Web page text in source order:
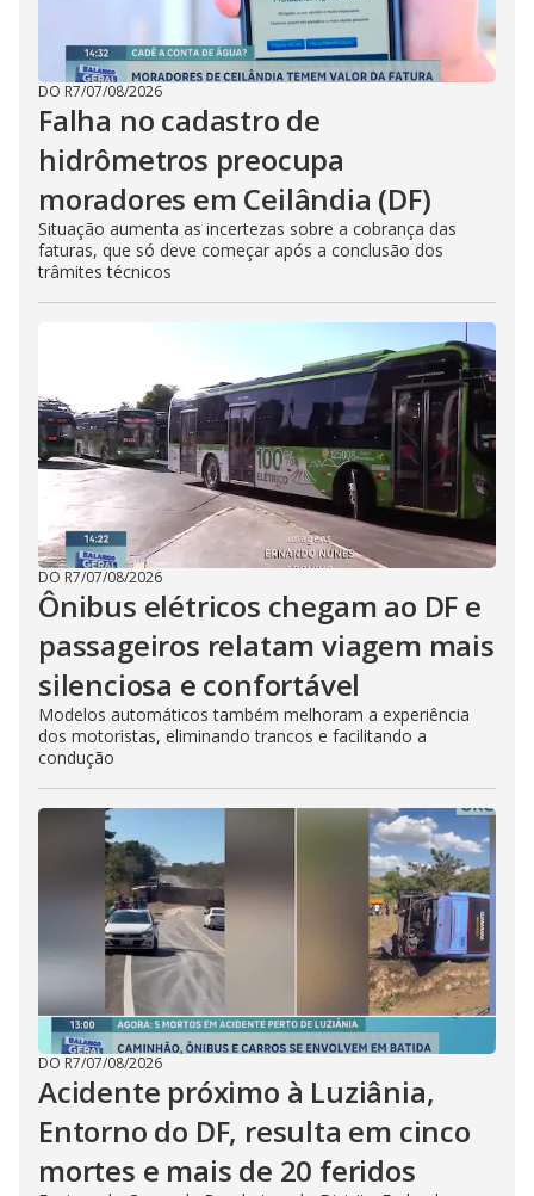
DO R7/07/08/2026
Falha no cadastro de
hidrômetros preocupa
moradores em Ceilândia (DF)
Situação aumenta as incertezas sobre a cobrança das
faturas, que só deve começar após a conclusão dos
trâmites técnicos
DO R7/07/08/2026
Ônibus elétricos chegam ao DF e
passageiros relatam viagem mais
silenciosa e confortável
Modelos automáticos também melhoram a experiência
dos motoristas, eliminando trancos e facilitando a
condução
DO R7/07/08/2026
Acidente próximo à Luziânia,
Entorno do DF, resulta em cinco
mortes e mais de 20 feridos